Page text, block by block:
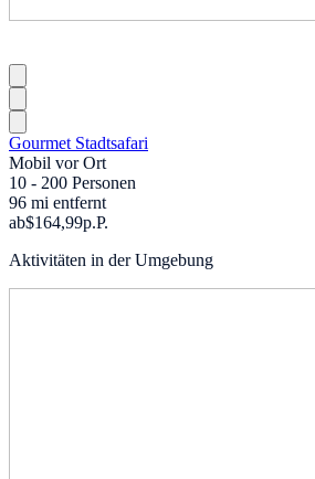
Gourmet Stadtsafari
Mobil vor Ort
10 - 200 Personen
96 mi entfernt
ab$164,99p.P.
Aktivitäten in der Umgebung